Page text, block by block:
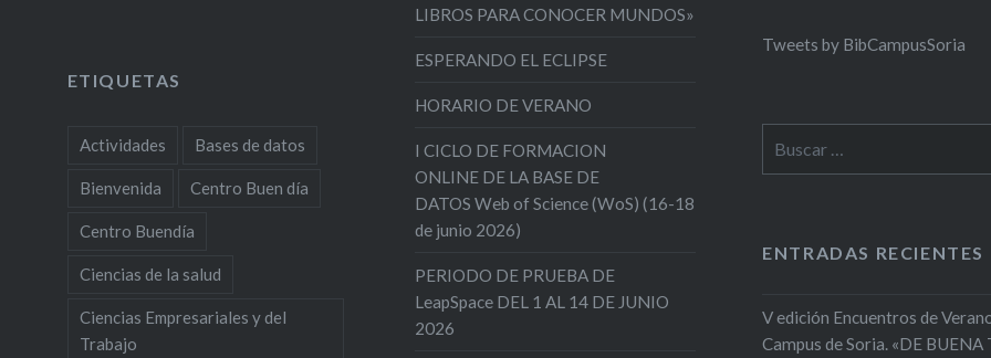
LIBROS PARA CONOCER MUNDOS»
ESPERANDO EL ECLIPSE
HORARIO DE VERANO
I CICLO DE FORMACION
ONLINE DE LA BASE DE
DATOS Web of Science (WoS) (16-18
de junio 2026)
PERIODO DE PRUEBA DE
LeapSpace DEL 1 AL 14 DE JUNIO
2026
Tweets by BibCampusSoria
ETIQUETAS
Actividades Bases de datos
Bienvenida Centro Buen día
Centro Buendía
Ciencias de la salud
Ciencias Empresariales y del
Trabajo
ENTRADAS RECIENTES
V edición Encuentros de
Campus de Soria. «DE